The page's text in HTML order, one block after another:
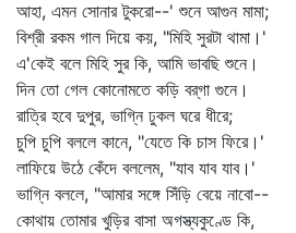
আহা, এমন সোনার টুকরো--' শুনে আগুন মামা;
বিশ্রী রকম গাল দিয়ে কয়, "মিহি সুরটা থামা।'
এ'কেই বলে মিহি সুর কি, আমি ভাবছি শুনে।
দিন তো গেল কোনোমতে কড়ি বর্‌গা গুনে।
রাত্রি হবে দুপুর, ভাগ্নি ঢুকল ঘরে ধীরে;
চুপি চুপি বললে কানে, "যেতে কি চাস ফিরে।'
লাফিয়ে উঠে কেঁদে বললেম, "যাব যাব যাব।'
ভাগ্নি বললে, "আমার সঙ্গে সিঁড়ি বেয়ে নাবো--
কোথায় তোমার খুড়ির বাসা অগস্ত্যকুণ্ডে কি,